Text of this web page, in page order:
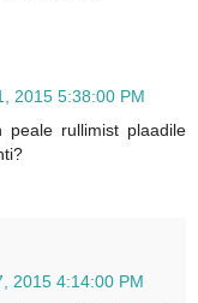
2015 5:38:00 PM
peale rullimist plaadile
2015 4:14:00 PM